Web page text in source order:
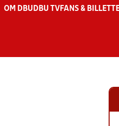
OM DBU DBU TV FANS &